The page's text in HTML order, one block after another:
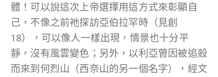
體！可以說這次上帝選擇用這方式來彰顯自
己，不像之前祂探訪亞伯拉罕時（見創
18），可以像人一樣出現，情景也十分平
靜，沒有風雲變色；另外，以利亞曾因被追殺
而來到何烈山（西奈山的另一個名字），經文